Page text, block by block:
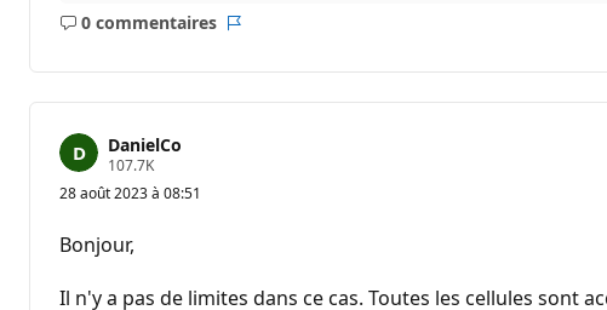
0 commentaires
Aucun
DanielCo
107.7KP
o
i
e
28 août 2023 à 08:51
Bonjour,
Il n'y a pas de limites dans ce cas. Toutes les cellules sont